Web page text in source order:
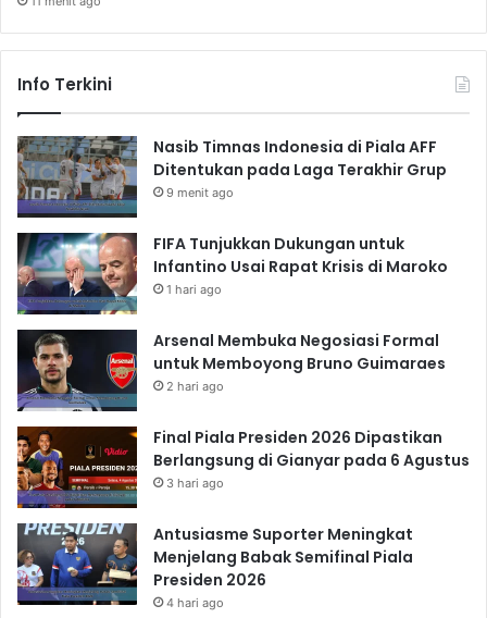
Info Terkini
Nasib Timnas Indonesia di Piala AFF
Ditentukan pada Laga Terakhir Grup
9 menit ago
FIFA Tunjukkan Dukungan untuk
Infantino Usai Rapat Krisis di Maroko
1 hari ago
Arsenal Membuka Negosiasi Formal
untuk Memboyong Bruno Guimaraes
2 hari ago
Final Piala Presiden 2026 Dipastikan
Berlangsung di Gianyar pada 6 Agustus
3 hari ago
Antusiasme Suporter Meningkat
Menjelang Babak Semifinal Piala
Presiden 2026
4 hari ago